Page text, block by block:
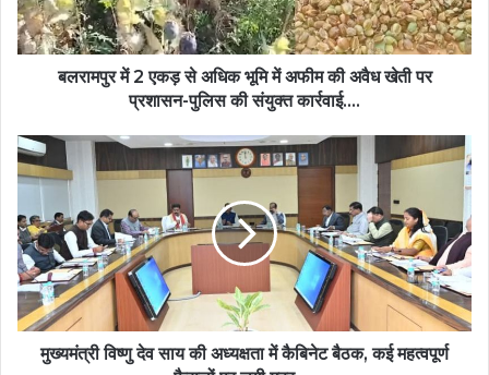
भूमि
में
अफीम
पर
प्रशासन-
पुलिस
की
संयुक्त
कार्रवाई….
बलरामपुर में 2 एकड़ से अधिक भूमि में अफीम की अवैध खेती पर
प्रशासन-पुलिस की संयुक्त कार्रवाई….
मुख्यमंत्री
विष्णु
साय
की
अध्यक्षता
में
कैबिनेट
बैठक,
मुख्यमंत्री विष्णु देव साय की अध्यक्षता में कैबिनेट बैठक, कई महत्वपूर्ण